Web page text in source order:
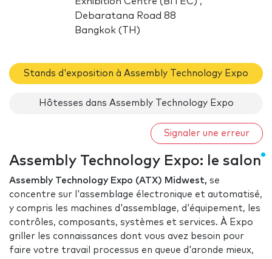
Debaratana Road 88
Bangkok (TH)
Stands d'exposition à Assembly Technology Expo
Hôtesses dans Assembly Technology Expo
Signaler une erreur
Assembly Technology Expo: le salon
Assembly Technology Expo (ATX) Midwest, se
concentre sur l'assemblage électronique et automatisé,
y compris les machines d'assemblage, d'équipement, les
contrôles, composants, systèmes et services. À Expo
griller les connaissances dont vous avez besoin pour
faire votre travail processus en queue d'aronde mieux,